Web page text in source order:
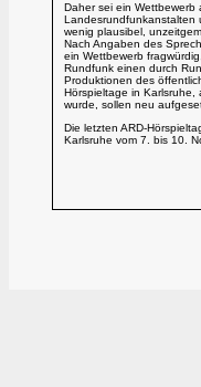
Daher sei ein Wettbewerb
Landesrundfunkanstalten
wenig plausibel,
Nach Angaben des
ein Wettbewerb
Rundfunk einen durch
Produktionen des
Hörspieltage in
wurde, sollen neu
Die letzten ARD-
Karlsruhe vom 7. bis 10.